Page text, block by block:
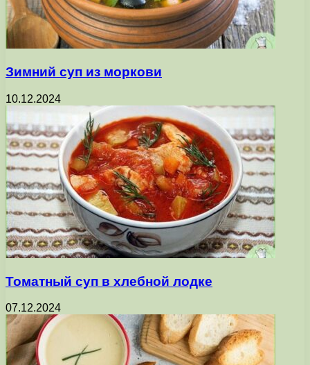
Зимний суп из моркови
10.12.2024
Томатный суп в хлебной лодке
07.12.2024